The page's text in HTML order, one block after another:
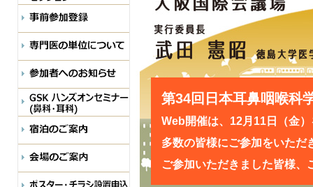
第34回日本耳鼻咽喉科
Web開催は、12月11日（金
多数の皆様にご参加をいただ
ご参加いただきました皆様、